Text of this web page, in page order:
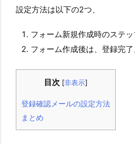
設定方法は以下の2つ、
フォーム新規作成時のステ
フォーム作成後は、登録完了
目次 [非表示]
登録確認メールの設定方法
まとめ